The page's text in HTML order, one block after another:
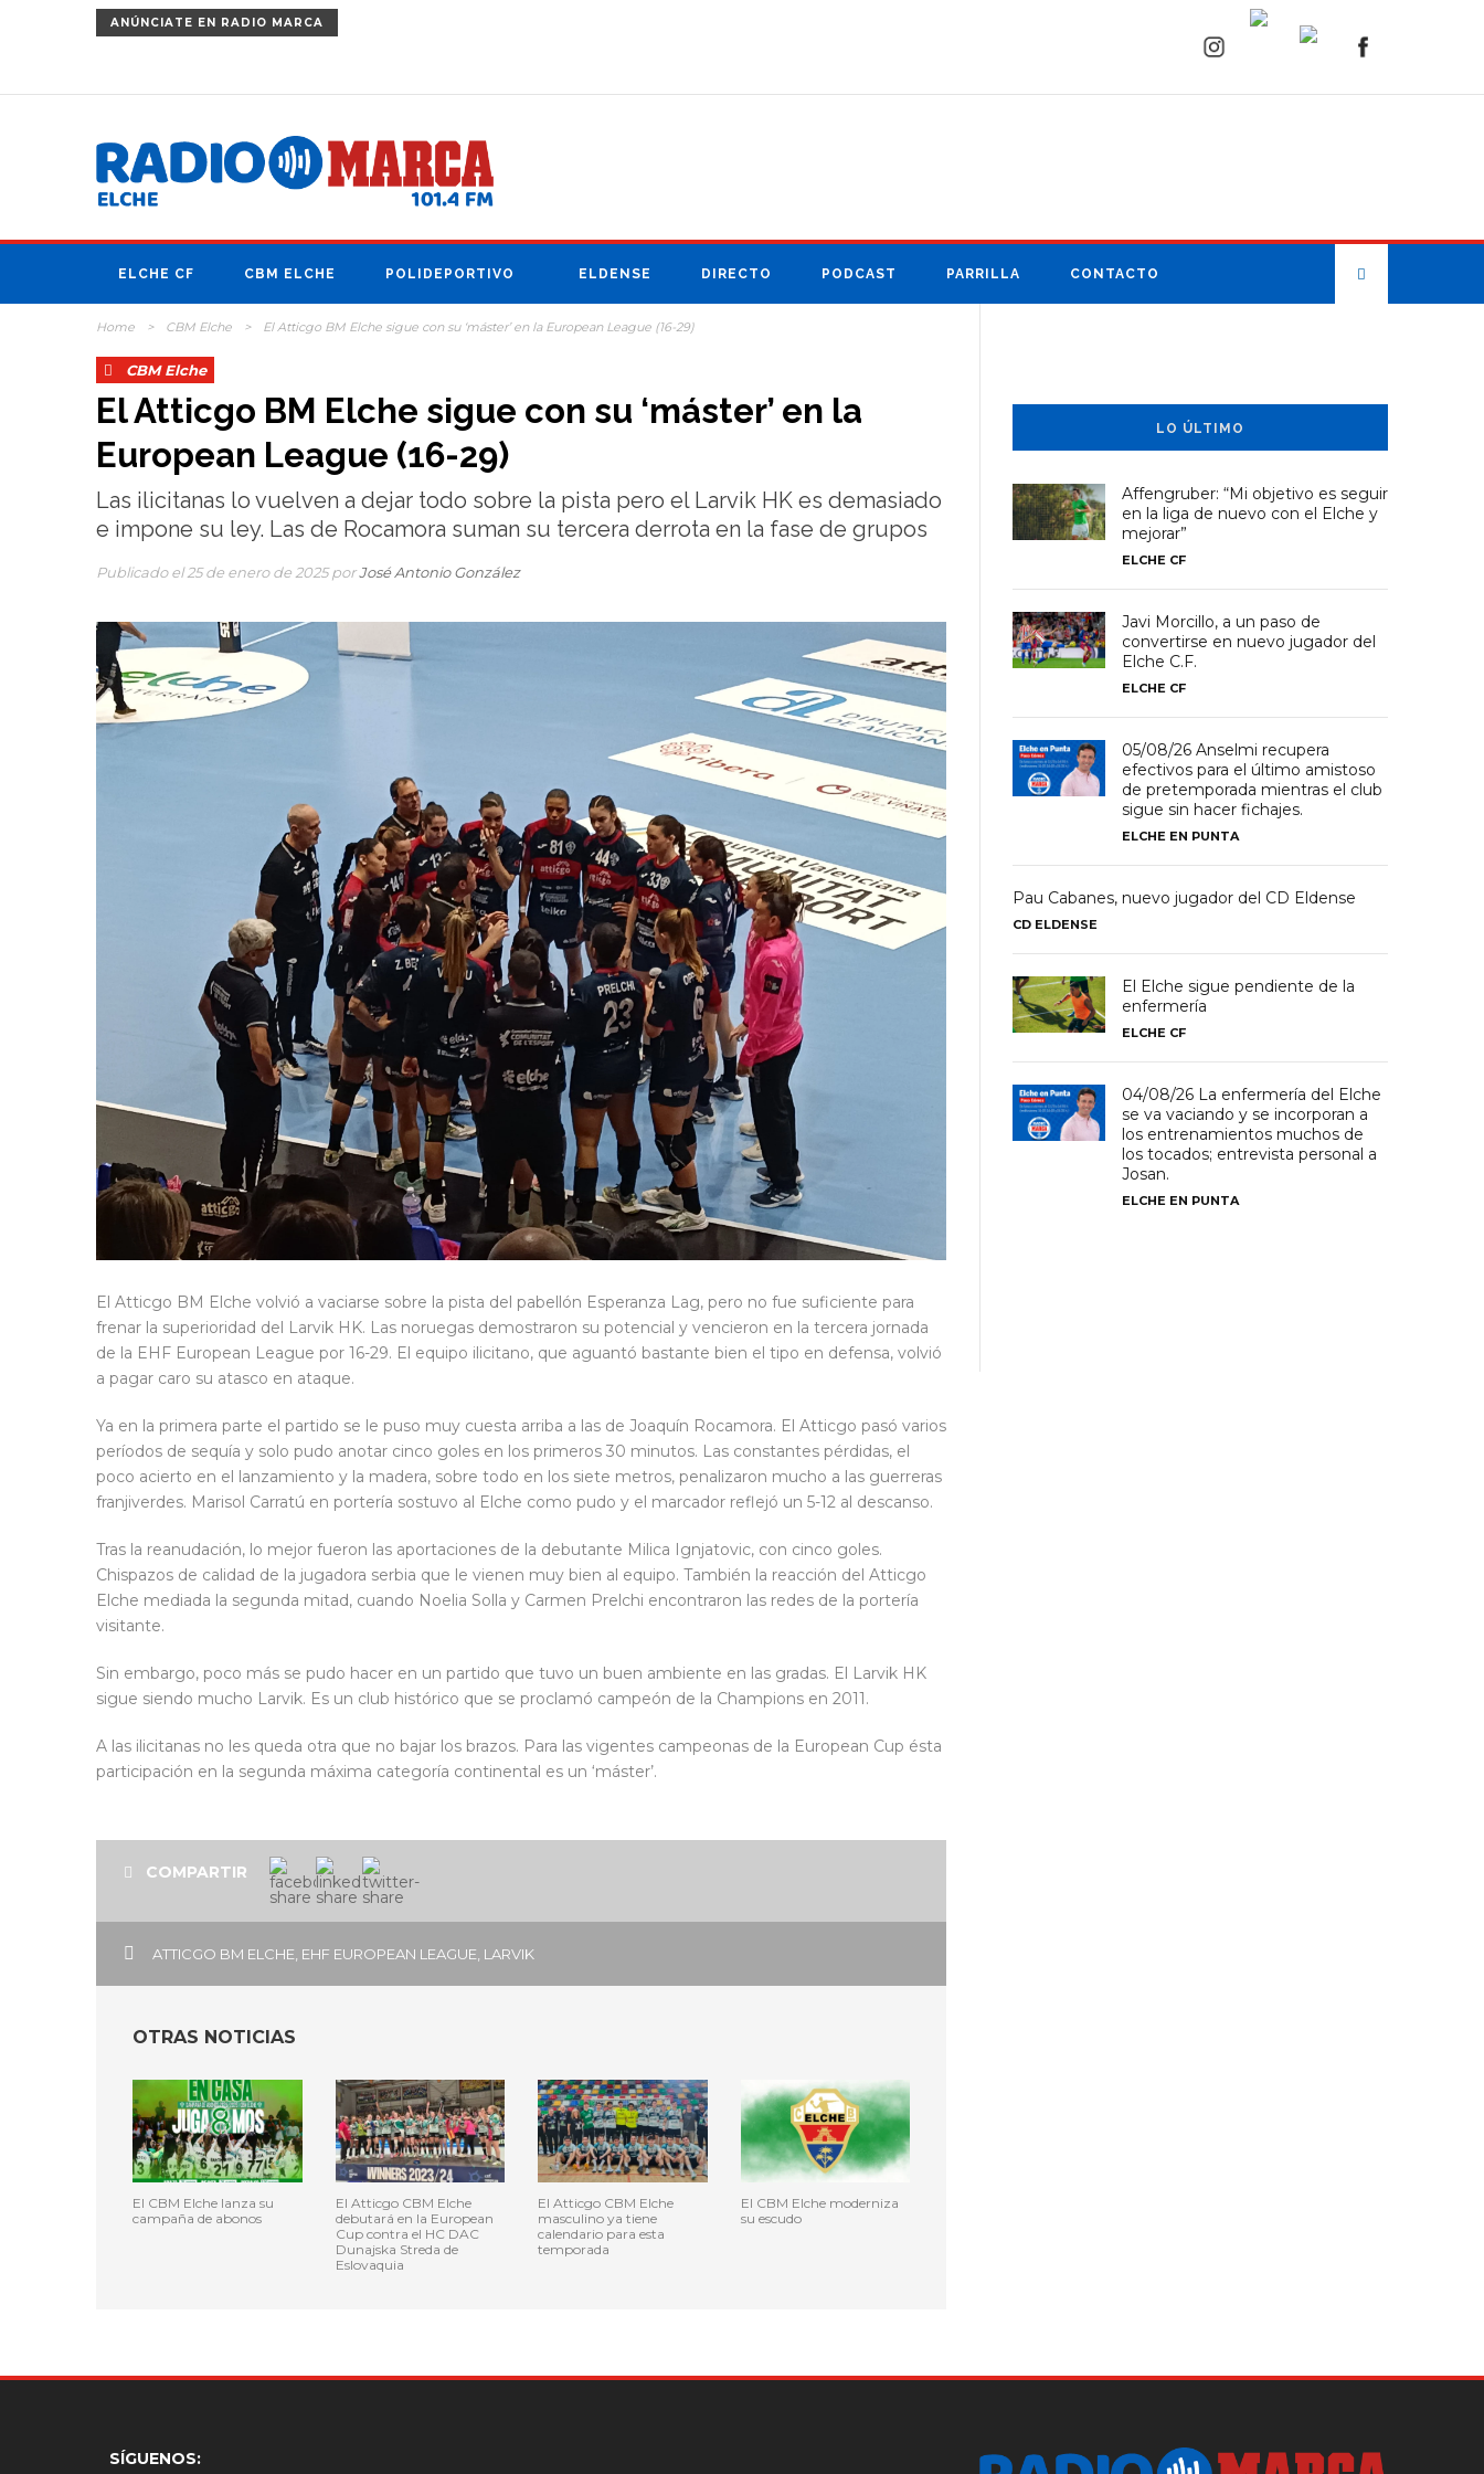
ANÚNCIATE EN RADIO MARCA
ELCHE CF CBM ELCHE POLIDEPORTIVO ELDENSE DIRECTO PODCAST PARRILLA CONTACTO
Home > CBM Elche > El Atticgo BM Elche sigue con su ‘máster’ en la European League (16-29)
CBM Elche
El Atticgo BM Elche sigue con su ‘máster’ en la
European League (16-29)
Las ilicitanas lo vuelven a dejar todo sobre la pista pero el Larvik HK es demasiado
e impone su ley. Las de Rocamora suman su tercera derrota en la fase de grupos
Publicado el 25 de enero de 2025 porJosé Antonio González
El Atticgo BM Elche volvió a vaciarse sobre la pista del pabellón Esperanza Lag, pero no fue suficiente para
frenar la superioridad del Larvik HK. Las noruegas demostraron su potencial y vencieron en la tercera jornada
de la EHF European League por 16-29. El equipo ilicitano, que aguantó bastante bien el tipo en defensa, volvió
a pagar caro su atasco en ataque.
Ya en la primera parte el partido se le puso muy cuesta arriba a las de Joaquín Rocamora. El Atticgo pasó varios
períodos de sequía y solo pudo anotar cinco goles en los primeros 30 minutos. Las constantes pérdidas, el
poco acierto en el lanzamiento y la madera, sobre todo en los siete metros, penalizaron mucho a las guerreras
franjiverdes. Marisol Carratú en portería sostuvo al Elche como pudo y el marcador reflejó un 5-12 al descanso.
Tras la reanudación, lo mejor fueron las aportaciones de la debutante Milica Ignjatovic, con cinco goles.
Chispazos de calidad de la jugadora serbia que le vienen muy bien al equipo. También la reacción del Atticgo
Elche mediada la segunda mitad, cuando Noelia Solla y Carmen Prelchi encontraron las redes de la portería
visitante.
Sin embargo, poco más se pudo hacer en un partido que tuvo un buen ambiente en las gradas. El Larvik HK
sigue siendo mucho Larvik. Es un club histórico que se proclamó campeón de la Champions en 2011.
A las ilicitanas no les queda otra que no bajar los brazos. Para las vigentes campeonas de la European Cup ésta
participación en la segunda máxima categoría continental es un ‘máster’.
COMPARTIR
ATTICGO BM ELCHE, EHF EUROPEAN LEAGUE, LARVIK
OTRAS NOTICIAS
El CBM Elche lanza su
campaña de abonos
El Atticgo CBM Elche
debutará en la European
Cup contra el HC DAC
Dunajska Streda de
Eslovaquia
El Atticgo CBM Elche
masculino ya tiene
calendario para esta
temporada
El CBM Elche moderniza
su escudo
LO ÚLTIMO
Affengruber: “Mi objetivo es seguir
en la liga de nuevo con el Elche y
mejorar”
ELCHE CF
Javi Morcillo, a un paso de
convertirse en nuevo jugador del
Elche C.F.
ELCHE CF
05/08/26 Anselmi recupera
efectivos para el último amistoso
de pretemporada mientras el club
sigue sin hacer fichajes.
ELCHE EN PUNTA
Pau Cabanes, nuevo jugador del CD Eldense
CD ELDENSE
El Elche sigue pendiente de la
enfermería
ELCHE CF
04/08/26 La enfermería del Elche
se va vaciando y se incorporan a
los entrenamientos muchos de
los tocados; entrevista personal a
Josan.
ELCHE EN PUNTA
SÍGUENOS: